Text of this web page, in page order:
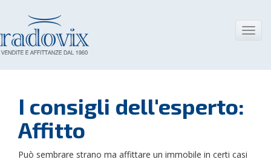
I consigli dell'esperto:
Affitto
Può sembrare strano ma affittare un immobile in certi casi